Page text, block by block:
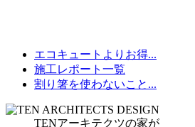
エコキュートよりお得...
施工レポート一覧
割り箸を使わないこと...
TENアーキテクツの家が